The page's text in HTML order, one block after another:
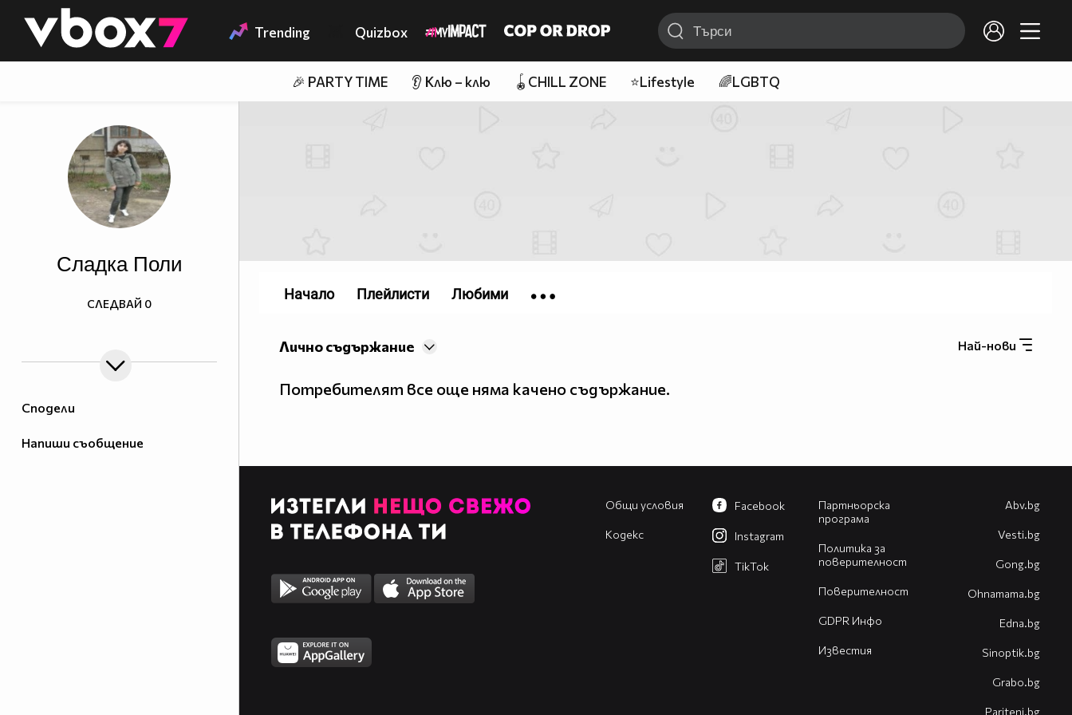
👾 Trending Quizbox
🎉 PARTY TIME 👂 Клю – клю 🪀CHILL ZONE ⭐Lifestyle 🌈LGBTQ
Сподели
Напиши съобщение
Сладка Поли
СЛЕДВАЙ 0
Най-нови
Лично съдържание
Потребителят все още няма качено съдържание.
Начало Плейлисти Любими
Общи условия
Кодекс
Партньорска
програма
Политика за
поверителност
Поверителност
GDPR Инфо
Известия
Facebook
Instagram
TikTok
Abv.bg
Vesti.bg
Gong.bg
Оhnamama.bg
Edna.bg
Sinoptik.bg
Grabo.bg
Pariteni.bg